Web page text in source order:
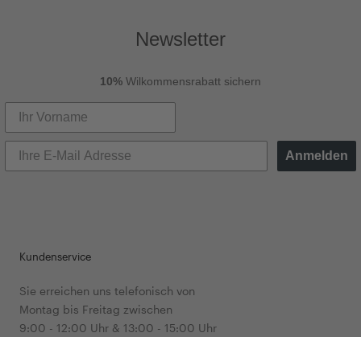
Newsletter
10% Wilkommensrabatt sichern
Anmelden
Kundenservice
Sie erreichen uns telefonisch von
Montag bis Freitag zwischen
9:00 - 12:00 Uhr & 13:00 - 15:00 Uhr